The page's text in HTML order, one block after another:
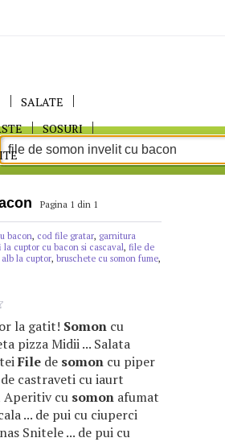
SALATE
SOSURI
Pagina 1 din 1
bacon, cod file gratar, garnitura
la cuptor cu bacon si cascaval, file de
alb la cuptor, bruschete cu somon fume,
la gatit! Somon cu
pizza Midii ... Salata
File de somon cu piper
castraveti cu iaurt
Aperitiv cu somon afumat
... de pui cu ciuperci
Snitele ... de pui cu